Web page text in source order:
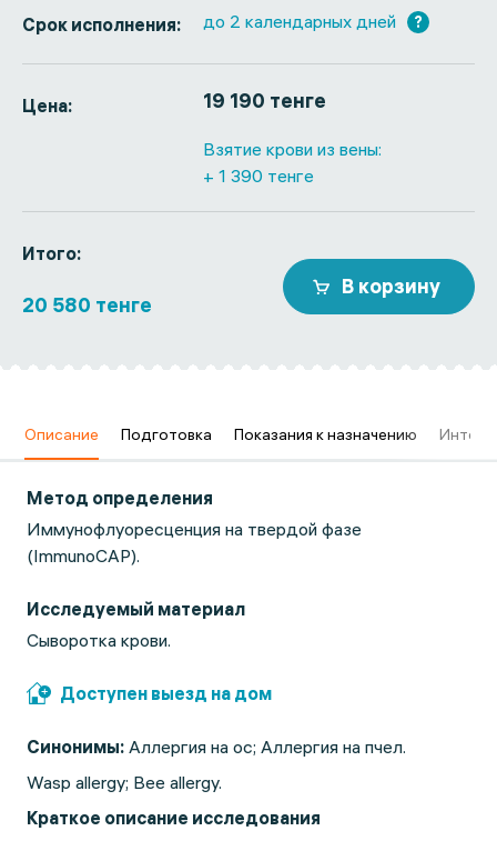
Срок исполнения: до 2 календарных дней ?
Цена: 19 190 тенге
Взятие крови из вены:
+ 1 390 тенге
Итого:
20 580 тенге
В корзину
Описание Подготовка Показания к назначению
Метод определения
Иммунофлуоресценция на твердой фазе
(ImmunoCAP).
Исследуемый материал
Сыворотка крови.
Доступен выезд на дом
Синонимы: Аллергия на ос; Аллергия на пчел.
Wasp allergy; Bee allergy.
Краткое описание исследования